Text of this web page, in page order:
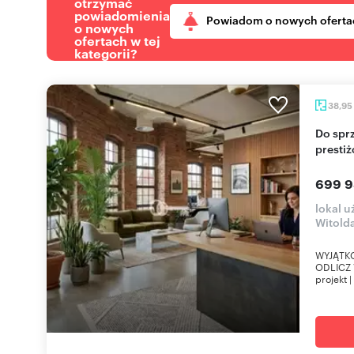
powiadomienia
o nowych
ofertach w tej
kategorii?
Powiadom o nowych
38,95
Do sprzedania lokal użytkowy 42 m² w
699
lokal
projekt